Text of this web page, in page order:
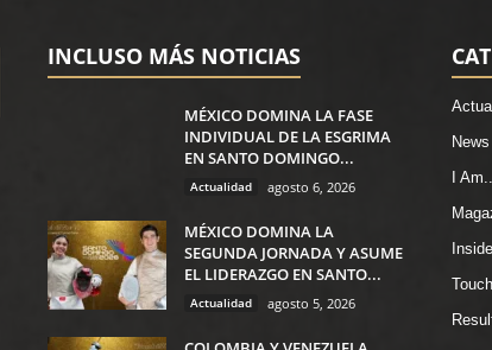
INCLUSO MÁS NOTICIAS
MÉXICO DOMINA LA FASE
INDIVIDUAL DE LA ESGRIMA
EN SANTO DOMINGO...
Actualidad agosto 6, 2026
MÉXICO DOMINA LA
SEGUNDA JORNADA Y ASUME
EL LIDERAZGO EN SANTO...
Actualidad agosto 5, 2026
News
I